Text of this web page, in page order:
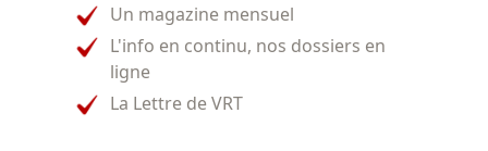
Un magazine mensuel
L'info en continu, nos dossiers en
ligne
La Lettre de VRT